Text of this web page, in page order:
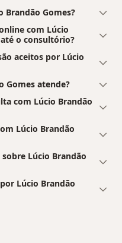
Brandão Gomes?
com Lúcio
o consultório?
aceitos por Lúcio
Gomes atende?
com Lúcio Brandão
Lúcio Brandão
Lúcio Brandão
Lúcio Brandão